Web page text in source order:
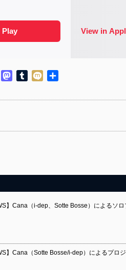
ThreadsMastodon
TumblrMixi
】Cana（i-dep、Sotte Bosse）によるソ
】Cana（Sotte Bosse/i-dep）によるプロ